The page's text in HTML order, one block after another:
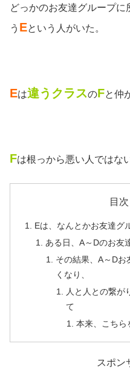
どっかのお友達グループに
う Eという人がいた。
Eは違うクラスのFと仲
Fは根っから悪い人ではな
目次
Eは、なんとかお友達グ
ある日、A～Dのお友
その結果、A～Dお
くなり、
人と人との繋が
て
本来、こちら
スポン